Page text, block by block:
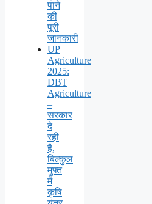
पाने
की
पूरी
जानकारी
UP
Agriculture
2025:
DBT
Agriculture
–
सरकार
दे
रही
है,
बिल्कुल
मुफ्त
में
कृषि